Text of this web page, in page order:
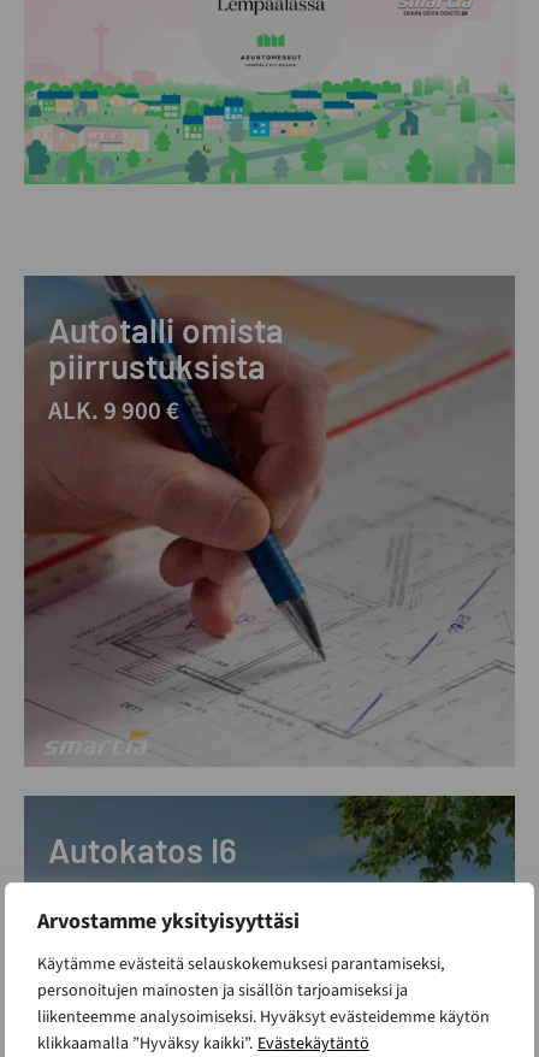
Arvostamme yksityisyyttäsi
Käytämme evästeitä selauskokemuksesi parantamiseksi,
personoitujen mainosten ja sisällön tarjoamiseksi ja
liikenteemme analysoimiseksi. Hyväksyt evästeidemme käytön
klikkaamalla ”Hyväksy kaikki”. Evästekäytäntö
Autotalli omista
piirrustuksista
ALK. 9 900 €
Autokatos I6
ALK. 11 500 €